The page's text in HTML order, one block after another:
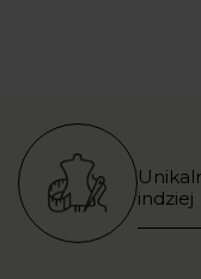
indziej